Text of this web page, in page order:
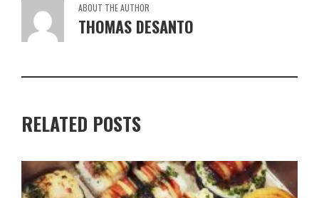
ABOUT THE AUTHOR
THOMAS DESANTO
RELATED POSTS